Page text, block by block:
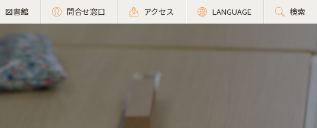
図書館 問合せ窓口 アクセス LANGUAGE 検索